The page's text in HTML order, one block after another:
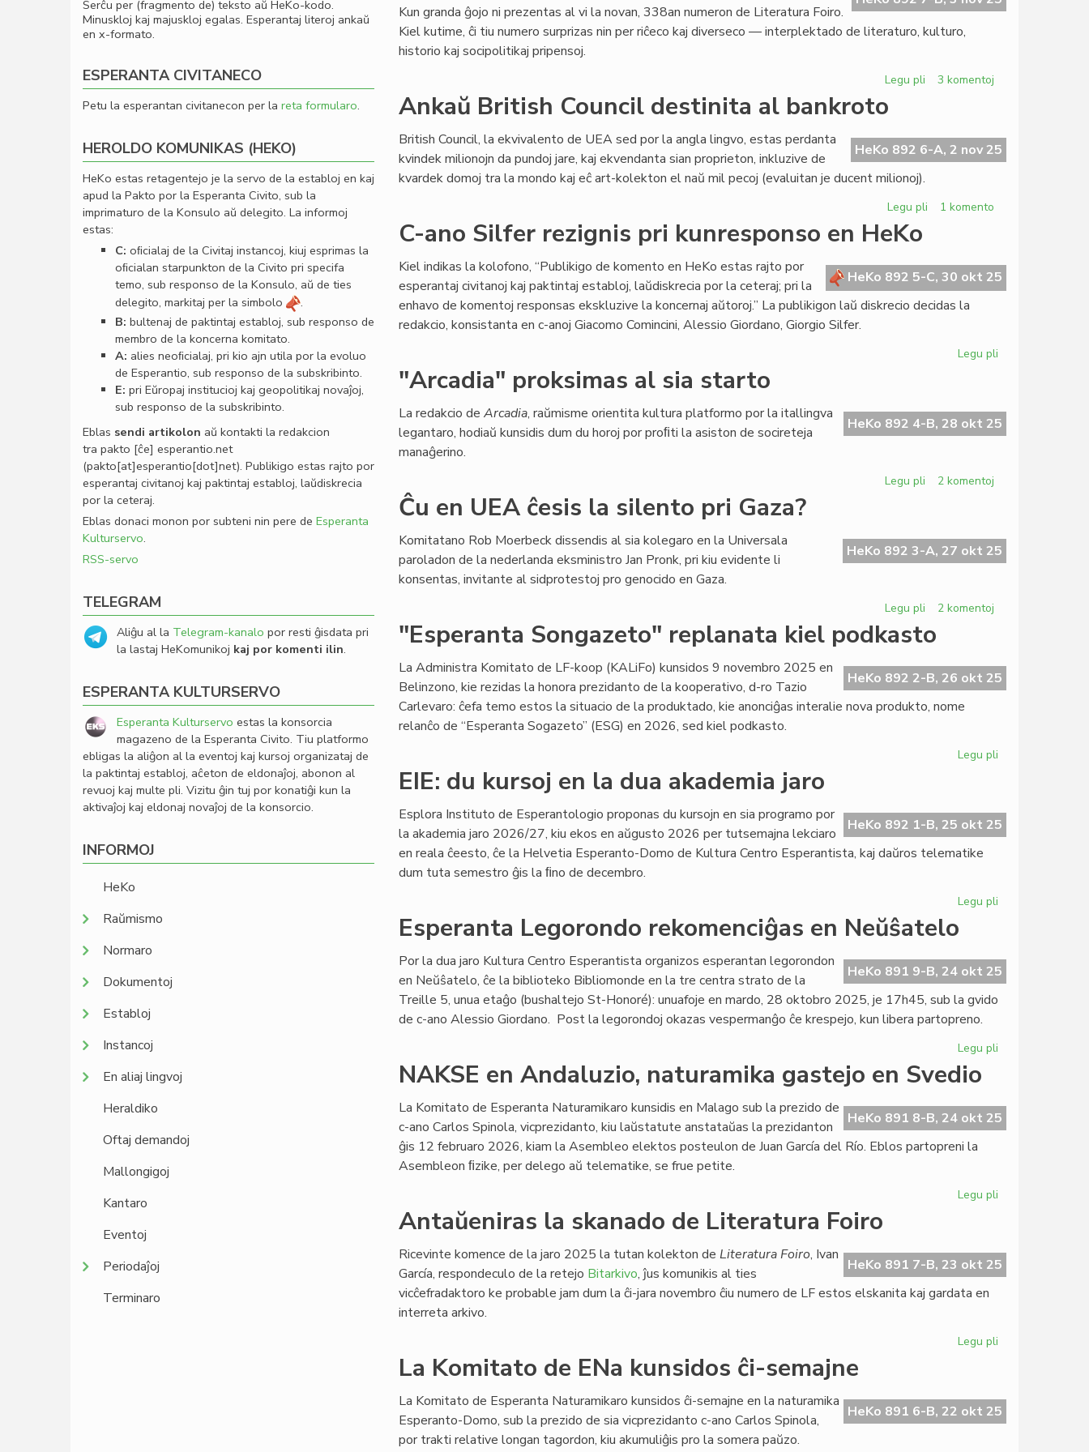
Kun granda ĝojo ni prezentas al vi la novan, 338an numeron de Literatura Foiro.
Kiel kutime, ĉi tiu numero surprizas nin per riĉeco kaj diverseco — interplektado de literaturo, kulturo,
historio kaj socipolitikaj pripensoj.
Legu pli pri
nun
presata
3 komentoj
Ankaŭ British Council destinita al bankroto
HeKo 892 6-A, 2 nov 25
British Council, la ekvivalento de UEA sed por la angla lingvo, estas perdanta
kvindek milionojn da pundoj jare, kaj ekvendanta sian proprieton, inkluzive de
kvardek domoj tra la mondo kaj eĉ art-kolekton el naŭ mil pecoj (evaluitan je ducent milionoj).
Legu pli
destinita
al
bankroto
1 komento
C-ano Silfer rezignis pri kunresponso en HeKo
HeKo 892 5-C, 30 okt 25
Kiel indikas la kolofono, “Publikigo de komento en HeKo estas rajto por
esperantaj civitanoj kaj paktintaj establoj, laŭdiskrecia por la ceteraj; pri la
enhavo de komentoj responsas ekskluzive la koncernaj aŭtoroj.” La publikigon laŭ diskrecio decidas la
redakcio, konsistanta en c-anoj Giacomo Comincini, Alessio Giordano, Giorgio Silfer.
Legu pli
rezignis
pri
"Arcadia" proksimas al sia starto
HeKo 892 4-B, 28 okt 25
La redakcio de Arcadia, raŭmisme orientita kultura platformo por la itallingva
legantaro, hodiaŭ kunsidis dum du horoj por proﬁti la asiston de socireteja
manaĝerino.
Legu pli
sia
starto
2 komentoj
Ĉu en UEA ĉesis la silento pri Gaza?
HeKo 892 3-A, 27 okt 25
Komitatano Rob Moerbeck dissendis al sia kolegaro en la Universala
paroladon de la nederlanda eksministro Jan Pronk, pri kiu evidente li
konsentas, invitante al sidprotestoj pro genocido en Gaza.
Legu pli
en
ĉesis
la
silento
2 komentoj
"Esperanta Songazeto" replanata kiel podkasto
HeKo 892 2-B, 26 okt 25
La Administra Komitato de LF-koop (KALiFo) kunsidos 9 novembro 2025 en
Belinzono, kie rezidas la honora prezidanto de la kooperativo, d-ro Tazio
Carlevaro: ĉefa temo estos la situacio de la produktado, kie anonciĝas interalie nova produkto, nome
relanĉo de “Esperanta Sogazeto” (ESG) en 2026, sed kiel podkasto.
Legu pli
kiel
podkasto
EIE: du kursoj en la dua akademia jaro
HeKo 892 1-B, 25 okt 25
Esplora Instituto de Esperantologio proponas du kursojn en sia programo por
la akademia jaro 2026/27, kiu ekos en aŭgusto 2026 per tutsemajna lekciaro
en reala ĉeesto, ĉe la Helvetia Esperanto-Domo de Kultura Centro Esperantista, kaj daŭros telematike
dum tuta semestro ĝis la ﬁno de decembro.
Legu pli
en
la
Esperanta Legorondo rekomenciĝas en Neŭŝatelo
HeKo 891 9-B, 24 okt 25
Por la dua jaro Kultura Centro Esperantista organizos esperantan legorondon
en Neŭŝatelo, ĉe la biblioteko Bibliomonde en la tre centra strato de la
Treille 5, unua etaĝo (bushaltejo St-Honoré): unuafoje en mardo, 28 oktobro 2025, je 17h45, sub la gvido
de c-ano Alessio Giordano. Post la legorondoj okazas vespermanĝo ĉe krespejo, kun libera partopreno.
Legu pli
en
Neŭŝatelo
NAKSE en Andaluzio, naturamika gastejo en Svedio
HeKo 891 8-B, 24 okt 25
La Komitato de Esperanta Naturamikaro kunsidis en Malago sub la prezido de
c-ano Carlos Spinola, vicprezidanto, kiu laŭstatute anstataŭas la prezidanton
ĝis 12 februaro 2026, kiam la Asembleo elektos posteulon de Juan García del Río. Eblos partopreni la
Asembleon ﬁzike, per delego aŭ telematike, se frue petite.
Legu pli
naturamika
gastejo
Antaŭeniras la skanado de Literatura Foiro
HeKo 891 7-B, 23 okt 25
Ricevinte komence de la jaro 2025 la tutan kolekton de Literatura Foiro, Ivan
García, respondeculo de la retejo Bitarkivo, ĵus komunikis al ties
vicĉefradaktoro ke probable jam dum la ĉi-jara novembro ĉiu numero de LF estos elskanita kaj gardata en
interreta arkivo.
Legu pli
de
Literatura
La Komitato de ENa kunsidos ĉi-semajne
HeKo 891 6-B, 22 okt 25
La Komitato de Esperanta Naturamikaro kunsidos ĉi-semajne en la naturamika
Esperanto-Domo, sub la prezido de sia vicprezidanto c-ano Carlos Spinola,
por trakti relative longan tagordon, kiu akumuliĝis pro la somera paŭzo.
Serĉu per (fragmento de) teksto aŭ HeKo-kodo.
Minuskloj kaj majuskloj egalas. Esperantaj literoj ankaŭ
en x-formato.
ESPERANTA CIVITANECO
Petu la esperantan civitanecon per la reta formularo.
HEROLDO KOMUNIKAS (HEKO)
HeKo estas retagentejo je la servo de la establoj en kaj
apud la Pakto por la Esperanta Civito, sub la
imprimaturo de la Konsulo aŭ delegito. La informoj
estas:
C: oﬁcialaj de la Civitaj instancoj, kiuj esprimas la
oﬁcialan starpunkton de la Civito pri specifa
temo, sub responso de la Konsulo, aŭ de ties
delegito, markitaj per la simbolo
.
B: bultenaj de paktintaj establoj, sub responso de
membro de la koncerna komitato.
A: alies neoﬁcialaj, pri kio ajn utila por la evoluo
de Esperantio, sub responso de la subskribinto.
E: pri Eŭropaj institucioj kaj geopolitikaj novaĵoj,
sub responso de la subskribinto.
Eblas sendi artikolon aŭ kontakti la redakcion
tra pakto [ĉe] esperantio.net
(pakto[at]esperantio[dot]net). Publikigo estas rajto por
esperantaj civitanoj kaj paktintaj establoj, laŭdiskrecia
por la ceteraj.
Eblas donaci monon por subteni nin pere de Esperanta
Kulturservo.
RSS-servo
TELEGRAM
Aliĝu al la Telegram-kanalo por resti ĝisdata pri
la lastaj HeKomunikoj kaj por komenti ilin.
ESPERANTA KULTURSERVO
Esperanta Kulturservo estas la konsorcia
magazeno de la Esperanta Civito. Tiu platformo
ebligas la aliĝon al la eventoj kaj kursoj organizataj de
la paktintaj establoj, aĉeton de eldonaĵoj, abonon al
revuoj kaj multe pli. Vizitu ĝin tuj por konatiĝi kun la
aktivaĵoj kaj eldonaj novaĵoj de la konsorcio.
INFORMOJ
HeKo
Raŭmismo
Normaro
Dokumentoj
Establoj
Instancoj
En aliaj lingvoj
Heraldiko
Oftaj demandoj
Mallongigoj
Kantaro
Eventoj
Periodaĵoj
Terminaro